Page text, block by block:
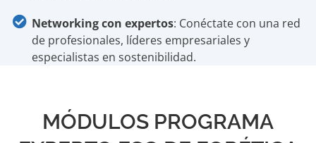
Networking con expertos: Conéctate con una red
de profesionales, líderes empresariales y
especialistas en sostenibilidad.
MÓDULOS PROGRAMA